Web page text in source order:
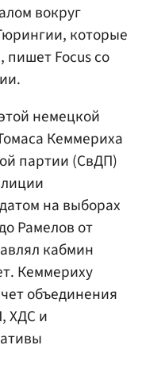
вокруг
которые
пишет Focus со
немецкой
Кеммериха
партии (СвДП)
на выборах
Рамелов от
кабмин
Кеммериху
объединения
ХДС и